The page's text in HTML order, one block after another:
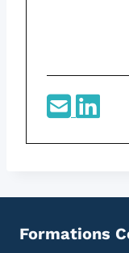
Formations